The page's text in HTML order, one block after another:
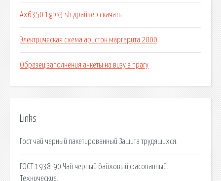
Ax6350 1gbk3 sh драйвер скачать
Электрическая схема аристон маргарита 2000
Образец заполнения анкеты на визу в прагу
Links
Гост чай черный пакетированный Защита трудящихся.
ГОСТ 1938-90 Чай черный байховый фасованный.
Технические.